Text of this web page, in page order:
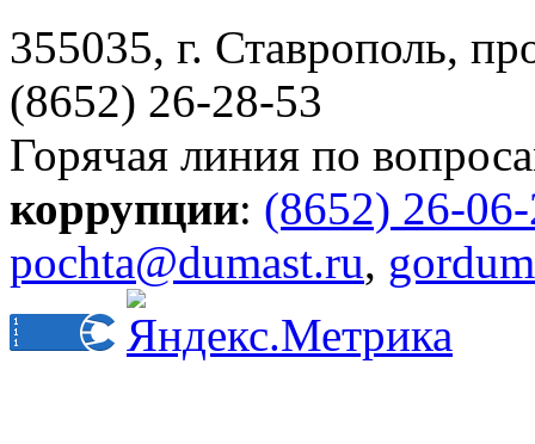
355035, г. Ставрополь,
(8652) 26-28-53
Горячая линия по
коррупции: (8652) 26-
pochta@dumast.ru,